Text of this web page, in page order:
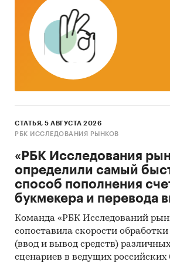
СТАТЬЯ, 5 АВГУСТА 2026
РБК ИССЛЕДОВАНИЯ РЫНКОВ
«РБК Исследования
определили самый
способ пополнения
букмекера и перевода
Команда «РБК Исследований
сопоставила скорости
(ввод и вывод средств)
сценариев в ведущих